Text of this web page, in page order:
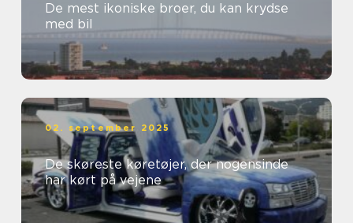
De mest ikoniske broer, du kan krydse
med bil
02. september 2025
De skøreste køretøjer, der nogensinde
har kørt på vejene